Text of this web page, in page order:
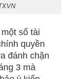
số tài
quyền
đánh chặn
3 mà